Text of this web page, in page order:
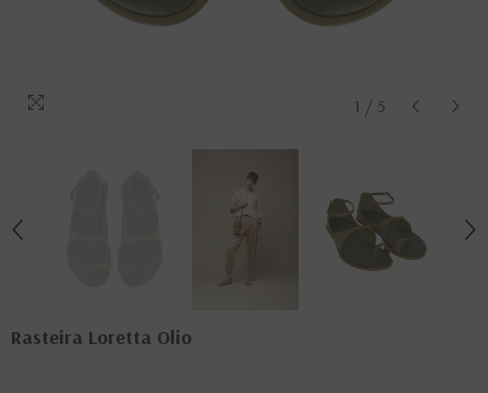
1 / 5
Rasteira Loretta Olio